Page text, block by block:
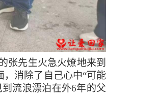
张先生火急火燎地来到
消除了自己心中“可能
流浪漂泊在外6年的父